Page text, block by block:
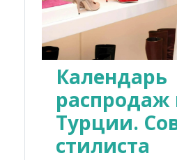
Календарь
распродаж
Турции.
стилиста